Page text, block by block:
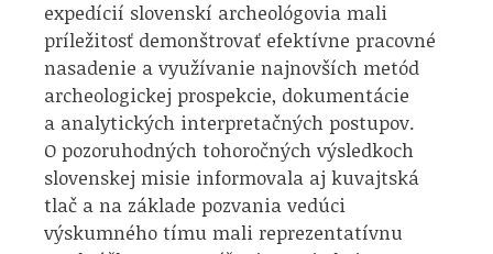
expedícií slovenskí archeológovia mali
príležitosť demonštrovať efektívne pracovné
nasadenie a využívanie najnovších metód
archeologickej prospekcie, dokumentácie
a analytických interpretačných postupov.
O pozoruhodných tohoročných výsledkoch
slovenskej misie informovala aj kuvajtská
tlač a na základe pozvania vedúci
výskumného tímu mali reprezentatívnu